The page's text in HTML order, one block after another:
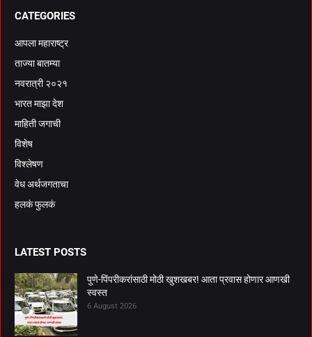
CATEGORIES
आपला महाराष्ट्र
ताज्या बातम्या
नवरात्री २०२१
भारत माझा देश
माहिती जगाची
विशेष
विश्लेषण
वेध अर्थजगताचा
हलकं फुलकं
LATEST POSTS
पुणे-पिंपरीकरांसाठी मोठी खुशखबर! आता प्रवास होणार आणखी
स्वस्त
6 August 2026